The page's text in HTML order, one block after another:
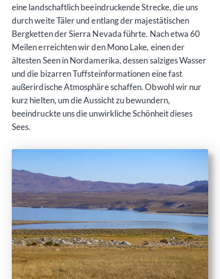
eine landschaftlich beeindruckende Strecke, die uns
durch weite Täler und entlang der majestätischen
Bergketten der Sierra Nevada führte. Nach etwa 60
Meilen erreichten wir den Mono Lake, einen der
ältesten Seen in Nordamerika, dessen salziges Wasser
und die bizarren Tuffsteinformationen eine fast
außerirdische Atmosphäre schaffen. Obwohl wir nur
kurz hielten, um die Aussicht zu bewundern,
beeindruckte uns die unwirkliche Schönheit dieses
Sees.